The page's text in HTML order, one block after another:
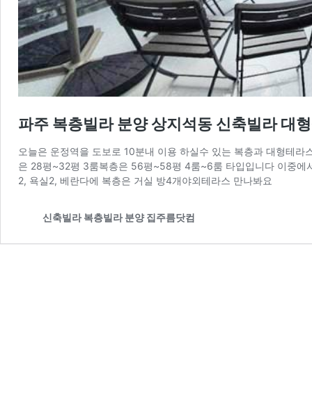
파주 복층빌라 분양 상지석동 신축빌라 대
오늘은 운정역을 도보로 10분내 이용 하실수 있는 복층과 대형테
은 28평~32평 3룸복층은​ 56평~58평 4룸~6룸 타입입니다 이중에
2, 욕실2, 베란다에 복층은 거실 방4개야외테라스 만나봐요
신축빌라 복층빌라 분양 집주름닷컴